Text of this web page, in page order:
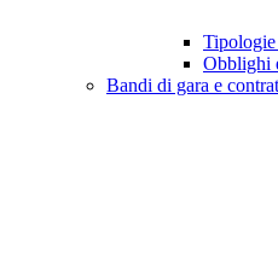
Obblighi
Bandi di gara e